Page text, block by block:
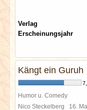
Verlag
Erscheinungsjahr
Kängt ein Guruh
Humor u. Comedy
Nico Steckelberg 16.